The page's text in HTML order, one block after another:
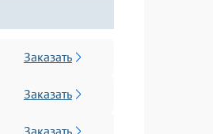
Заказать
Заказать
Заказать